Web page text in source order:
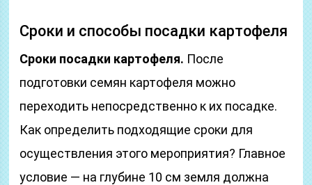
Сроки и способы посадки картофеля
Сроки посадки картофеля. После
подготовки семян картофеля можно
переходить непосредственно к их посадке.
Как определить подходящие сроки для
осуществления этого мероприятия? Главное
условие — на глубине 10 см земля должна